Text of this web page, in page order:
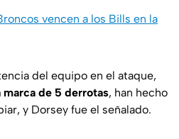
vencen a los Bills en la
del equipo en el ataque,
de 5 derrotas, han hecho
y Dorsey fue el señalado.